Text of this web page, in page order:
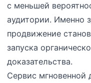
с меньшей
аудитории. Именно
продвижение
запуска
доказательства.
Сервис мгновенной